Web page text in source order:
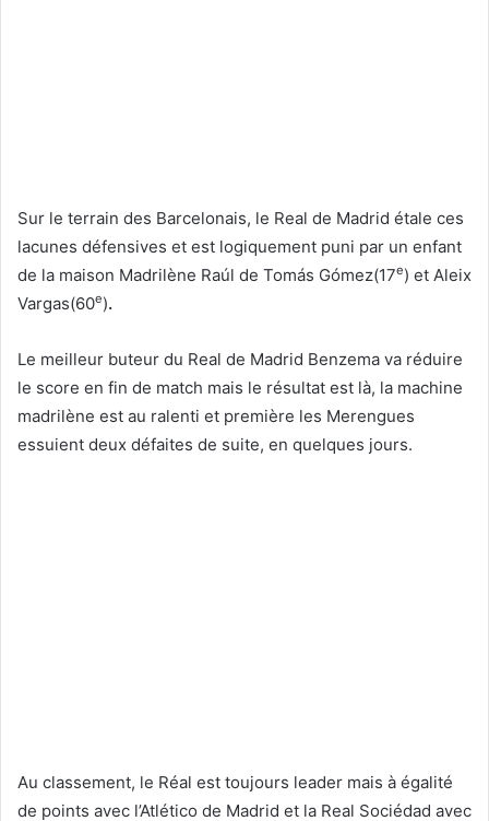
Sur le terrain des Barcelonais, le Real de Madrid étale ces
lacunes défensives et est logiquement puni par un enfant
de la maison Madrilène Raúl de Tomás Gómez(17e) et Aleix
Vargas(60e).
Le meilleur buteur du Real de Madrid Benzema va réduire
le score en fin de match mais le résultat est là, la machine
madrilène est au ralenti et première les Merengues
essuient deux défaites de suite, en quelques jours.
Au classement, le Réal est toujours leader mais à égalité
de points avec l’Atlético de Madrid et la Real Sociédad avec